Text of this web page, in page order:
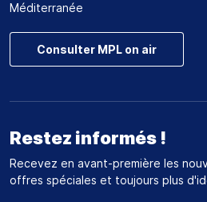
Méditerranée
Consulter MPL on air
Restez informés !
Recevez en avant-première les
offres spéciales et toujours plus